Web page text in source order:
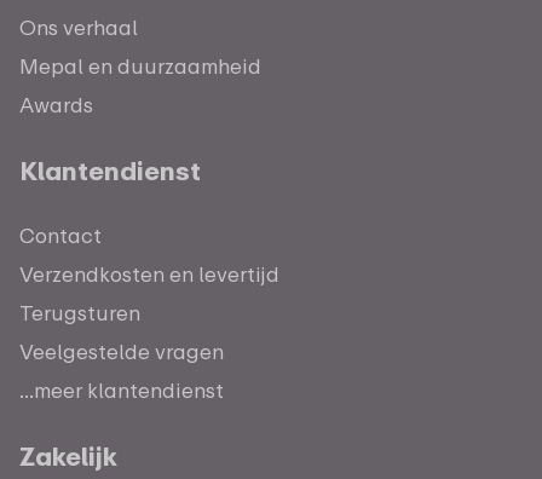
Ons verhaal
Mepal en duurzaamheid
Awards
Klantendienst
Contact
Verzendkosten en levertijd
Terugsturen
Veelgestelde vragen
...meer klantendienst
Zakelijk